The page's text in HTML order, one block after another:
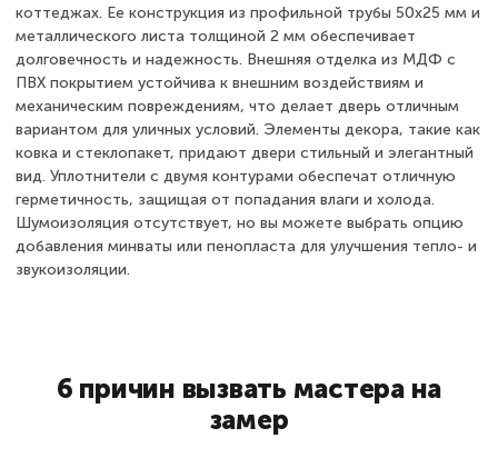
коттеджах. Ее конструкция из профильной трубы 50х25 мм и
металлического листа толщиной 2 мм обеспечивает
долговечность и надежность. Внешняя отделка из МДФ с
ПВХ покрытием устойчива к внешним воздействиям и
механическим повреждениям, что делает дверь отличным
вариантом для уличных условий. Элементы декора, такие как
ковка и стеклопакет, придают двери стильный и элегантный
вид. Уплотнители с двумя контурами обеспечат отличную
герметичность, защищая от попадания влаги и холода.
Шумоизоляция отсутствует, но вы можете выбрать опцию
добавления минваты или пенопласта для улучшения тепло- и
звукоизоляции.
6 причин вызвать мастера на
замер